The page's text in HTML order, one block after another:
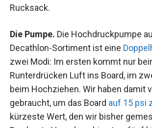
Rucksack.
Die Pumpe. Die Hochdruckpumpe
Decathlon-Sortiment ist eine
zwei Modi: Im ersten kommt nur
Runterdrücken Luft ins Board, im
beim Hochziehen. Wir haben damit
gebraucht, um das Board auf 15 psi
kürzeste Wert, den wir bisher